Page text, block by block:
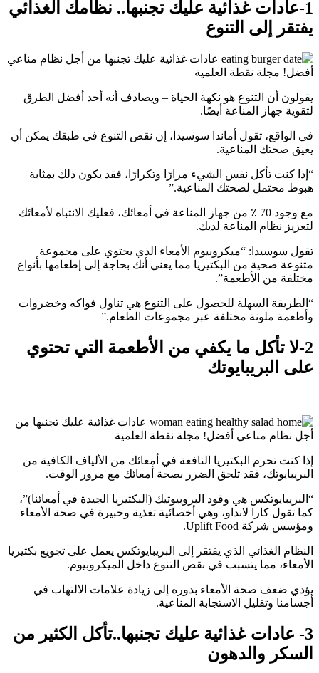
1-عادات غذائية عليك تجنبها.. نظامك الغذائي
يفتقر إلى التنوع
يقولون أن التنوع هو نكهة الحياة – ويصادف أنه أحد أفضل الطرق
لتقوية جهاز المناعة أيضًا.
في الواقع، تقول أماندا سوسيدا، إن نقص التنوع في طبقك يمكن أن
يعيق صحتك المناعية.
“إذا كنت تأكل نفس الشيء مرارًا وتكرارًا، فقد يكون ذلك بمثابة
هبوط محتمل لصحتك المناعية.”
مع وجود 70 ٪ من جهاز المناعة في أمعائك، فعليك الانتباه لأمعائك
لتعزيز نظام المناعة لديك.
تقول سوسيدا: “ميكروبيوم الأمعاء الذي يحتوي على مجموعة
متنوعة صحية من البكتيريا مما يعني أنك بحاجة إلى إطعامها بأنواع
مختلفة من الأطعمة”.
“الطريقة السهلة للحصول على التنوع هي تناول فواكه وخضروات
وأطعمة ملونة مختلفة عبر مجموعات الطعام.”
2-لا تأكل ما يكفي من الأطعمة التي تحتوي
على البريبايوتك
إذا كنت تحرم البكتيريا النافعة في أمعائك من الألياف الكافية من
البريبايوتك، فقد تلحق الضرر بصحة أمعائك مع مرور الوقت.
“البريبايوتكس هي وقود البروبيوتيك (البكتيريا الجيدة في أمعائنا)”،
كما تقول كارا لانداو، وهي أخصائية تغذية وخبيرة في صحة الأمعاء
ومؤسس شركة Uplift Food.
النظام الغذائي الذي يفتقر إلى البريبايوتكس يعمل على تجويع بكتيريا
الأمعاء، مما يتسبب في نقص التنوع داخل الميكروبيوم.
يؤدي ضعف صحة الأمعاء بدوره إلى زيادة علامات الالتهاب في
أجسامنا وتقليل الاستجابة المناعية.
3- عادات غذائية عليك تجنبها..تأكل الكثير من
السكر والدهون